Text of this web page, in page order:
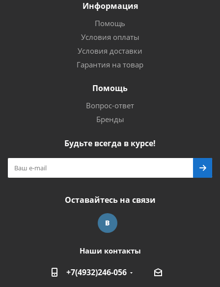
Информация
Помощь
Условия оплаты
Условия доставки
Гарантия на товар
Помощь
Вопрос-ответ
Бренды
Будьте всегда в курсе!
Оставайтесь на связи
Наши контакты
+7(4932)246-056